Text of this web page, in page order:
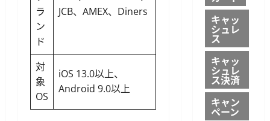
ラ
ン
ド
JCB、AMEX、Diners
対
象
OS
iOS 13.0以上、
Android 9.0以上
キャッ
シュレ
ス
キャッ
シュレ
ス決済
キャン
ペーン